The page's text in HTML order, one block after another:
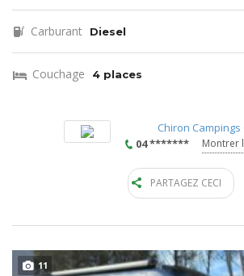
Carburant Diesel
Couchage 4 places
Chiron Campings
04 *******
Montrer
PARTAGEZ CECI
11